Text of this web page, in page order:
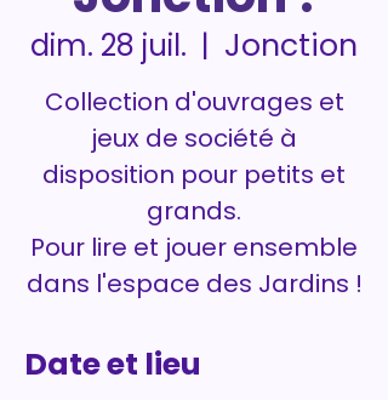
dim. 28 juil.
  |
Jonction
Collection d'ouvrages et
jeux de société à
disposition pour petits et
grands.
Pour lire et jouer ensemble
dans l'espace des Jardins !
Date et lieu